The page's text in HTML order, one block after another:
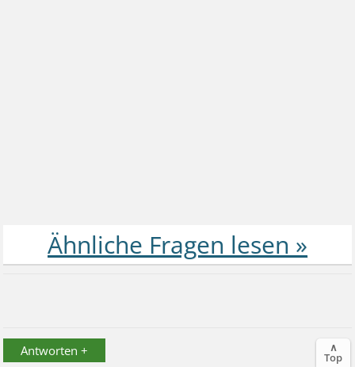
Antworten + ∧
Top